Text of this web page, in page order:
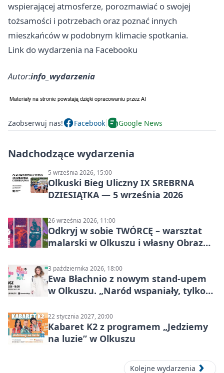
wspierającej atmosferze, porozmawiać o swojej
tożsamości i potrzebach oraz poznać innych
mieszkańców w podobnym klimacie spotkania.
Link do wydarzenia na Facebooku
Autor:info_wydarzenia
Zaobserwuj nas! Facebook Google News
Nadchodzące wydarzenia
5 września 2026, 15:00
Olkuski Bieg Uliczny IX SREBRNA
DZIESIĄTKA — 5 września 2026
26 września 2026, 11:00
Odkryj w sobie TWÓRCĘ – warsztat
malarski w Olkuszu i własny Obraz
3 października 2026, 18:00
Ewa Błachnio z nowym stand-upem
w Olkuszu. „Naród wspaniały, tylko
22 stycznia 2027, 20:00
Kabaret K2 z programem „Jedziemy
na luzie” w Olkuszu
Kolejne wydarzenia